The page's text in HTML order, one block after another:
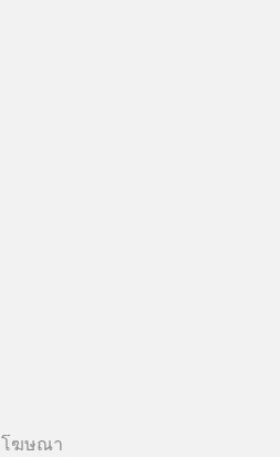
โฆษณา